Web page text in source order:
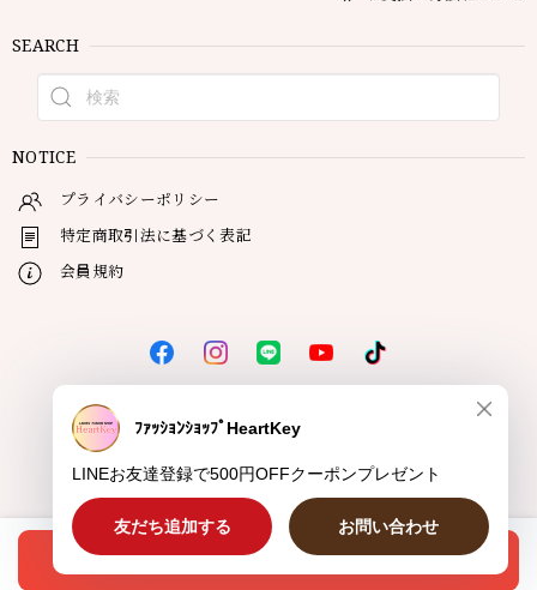
SEARCH
NOTICE
プライバシーポリシー
特定商取引法に基づく表記
会員規約
© HeartKey
オプションを選択